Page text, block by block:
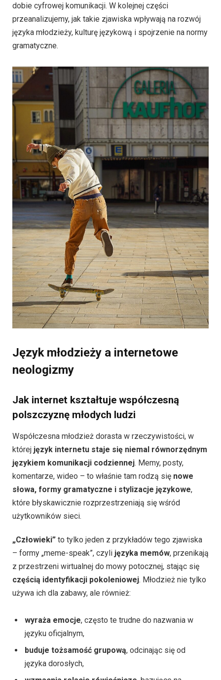
dobie cyfrowej komunikacji. W kolejnej części
przeanalizujemy, jak takie zjawiska wpływają na rozwój
języka młodzieży, kulturę językową i spojrzenie na normy
gramatyczne.
Język młodzieży a internetowe
neologizmy
Jak internet kształtuje współczesną
polszczyznę młodych ludzi
Współczesna młodzież dorasta w rzeczywistości, w
której język internetu staje się niemal równorzędnym
językiem komunikacji codziennej. Memy, posty,
komentarze, wideo – to właśnie tam rodzą się nowe
słowa, formy gramatyczne i stylizacje językowe,
które błyskawicznie rozprzestrzeniają się wśród
użytkowników sieci.
„Człowieki” to tylko jeden z przykładów tego zjawiska
– formy „meme-speak”, czyli języka memów, przenikają
z przestrzeni wirtualnej do mowy potocznej, stając się
częścią identyfikacji pokoleniowej. Młodzież nie tylko
używa ich dla zabawy, ale również:
wyraża emocje, często te trudne do nazwania w
języku oficjalnym,
buduje tożsamość grupową, odcinając się od
języka dorosłych,